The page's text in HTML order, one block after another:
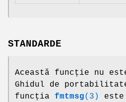
STANDARDE
Această funcție nu
Ghidul de
funcția fmtmsg(3)